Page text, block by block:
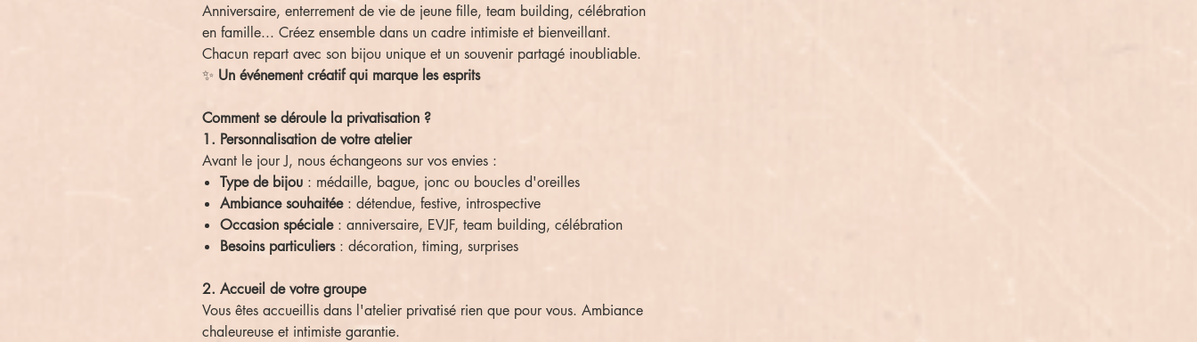
Anniversaire, enterrement de vie de jeune fille, team building, célébration
en famille... Créez ensemble dans un cadre intimiste et bienveillant.
Chacun repart avec son bijou unique et un souvenir partagé inoubliable.
✨ Un événement créatif qui marque les esprits
Comment se déroule la privatisation ?
1. Personnalisation de votre atelier
Avant le jour J, nous échangeons sur vos envies :
Type de bijou : médaille, bague, jonc ou boucles d'oreilles
Ambiance souhaitée: détendue, festive, introspective
Occasion spéciale: anniversaire, EVJF, team building, célébration
Besoins particuliers: décoration, timing, surprises
2. Accueil de votre groupe
Vous êtes accueillis dans l'atelier privatisé rien que pour vous. Ambiance
chaleureuse et intimiste garantie.